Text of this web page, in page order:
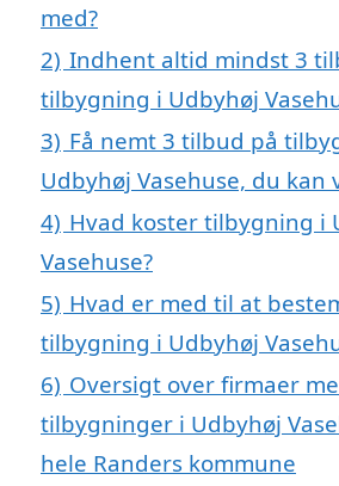
med?
2) Indhent altid mindst 3
tilbygning i Udbyhøj
3) Få nemt 3 tilbud på
Udbyhøj Vasehuse, du
4) Hvad koster tilbygning i
Vasehuse?
5) Hvad er med til at
tilbygning i Udbyhøj
6) Oversigt over firmaer
tilbygninger i Udbyhøj
hele Randers kommune